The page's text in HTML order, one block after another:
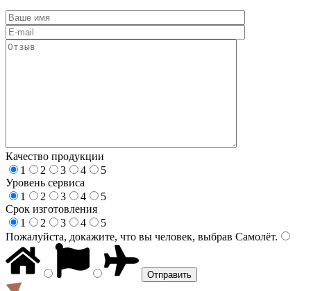
Качество продукции
1
2 3 4
5
Уровень сервиса
1
2 3 4
5
Срок изготовления
1
2 3 4
5
Пожалуйста, докажите, что вы человек, выбрав Самолёт.